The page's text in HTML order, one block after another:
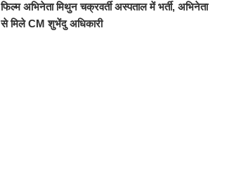
फिल्म अभिनेता मिथुन चक्रवर्ती अस्पताल में भर्ती, अभिनेता
से मिले CM शुभेंदु अधिकारी